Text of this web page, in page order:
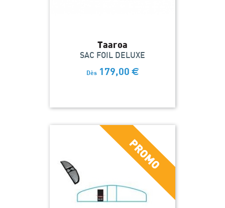
Taaroa
SAC FOIL DELUXE
Dès 179,00 €